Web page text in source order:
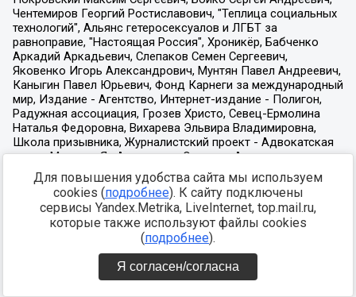
Для повышения удобства сайта мы используем
cookies (подробнее). К сайту подключены
сервисы Yandex.Metrika, LiveInternet, top.mail.ru,
которые также используют файлы cookies
(подробнее).
Я согласен/согласна